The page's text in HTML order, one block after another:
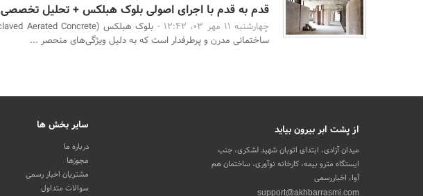
قدم به قدم با اجرای اصولی بلوک هبلکس + تحلیل تخصصی
چهارشنبه 11 مهر 03، 12:42 -
ساختمانی مدرن و پرطرفدار است که به دلیل ویژگی‌های منحصر ...
از پشت ابر بیرون بیاید
میدان آزادی، ابتدای اتوبان شهید لشکری، جنب
ایستگاه مترو بیمه، کارخانه نوآوری، ساختمان هم
آوا، اخباررسمی
support@akhbarrasmi.com
سایر بخش ها
درباره ما
مجوزها
مشتریان اخبار رسمی
سوالات متداول